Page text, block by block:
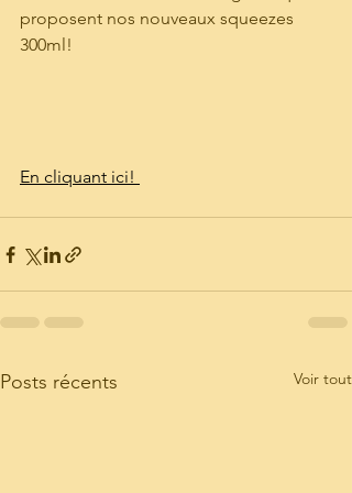
Marketing
proposent nos nouveaux squeezes
300ml!
En cliquant ici!
Posts récents Voir tout